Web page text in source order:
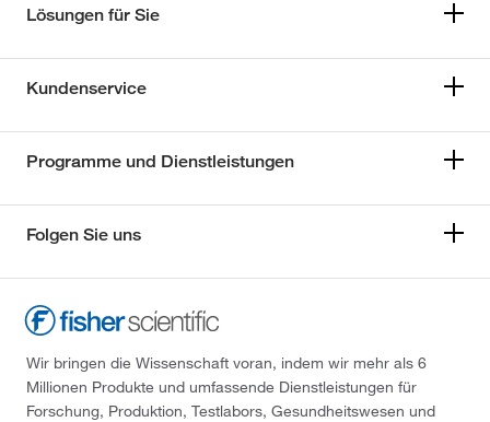
Lösungen für Sie
Kundenservice
Programme und Dienstleistungen
Folgen Sie uns
Wir bringen die Wissenschaft voran, indem wir mehr als 6
Millionen Produkte und umfassende Dienstleistungen für
Forschung, Produktion, Testlabors, Gesundheitswesen und